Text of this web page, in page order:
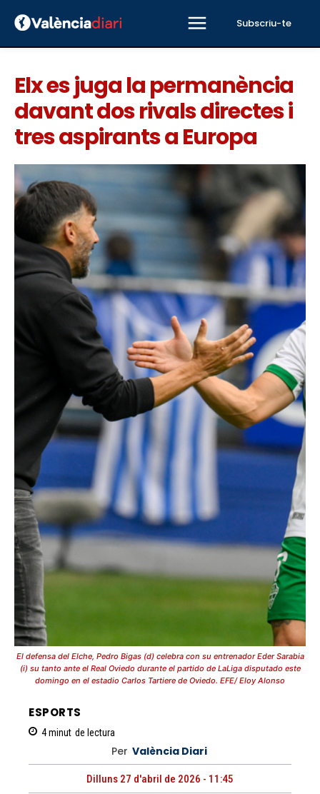
Subscriu-te
Elx es juga la permanència
davant dos rivals directes i
tres aspirants a Europa
El defensa del Elche, Pedro Bigas (d) celebra con su entrenador Eder Sarabia
(i) su tanto ante el Real Oviedo durante el partido de LaLiga disputado este
domingo en el estadio Carlos Tartiere de Oviedo. EFE/ Eloy Alonso
ESPORTS
4minut de lectura
Per València Diari
Dilluns 27 d'abril de 2026 - 11:45